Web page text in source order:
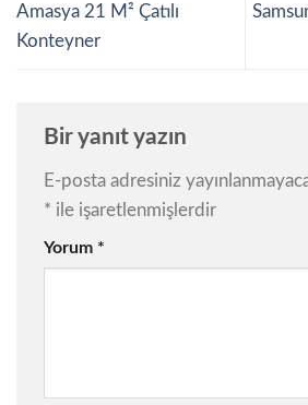
Amasya 21 M² Çatılı
Konteyner
Bir yanıt yazın
E-posta adresiniz
* ile işaretlenmişlerdir
Yorum *